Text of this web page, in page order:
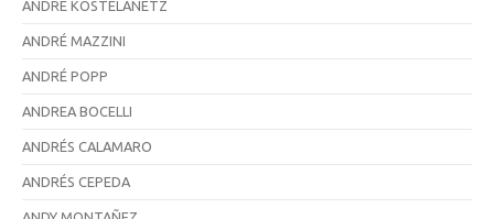
ANDRE KOSTELANETZ
ANDRÉ MAZZINI
ANDRÉ POPP
ANDREA BOCELLI
ANDRÉS CALAMARO
ANDRÉS CEPEDA